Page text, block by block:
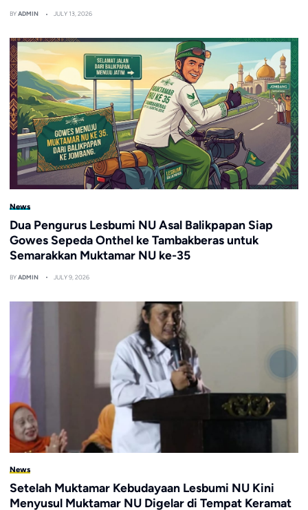
BYADMIN JULY 13, 2026
News
Dua Pengurus Lesbumi NU Asal Balikpapan Siap
Gowes Sepeda Onthel ke Tambakberas untuk
Semarakkan Muktamar NU ke-35
BYADMIN JULY 9, 2026
News
Setelah Muktamar Kebudayaan Lesbumi NU Kini
Menyusul Muktamar NU Digelar di Tempat Keramat